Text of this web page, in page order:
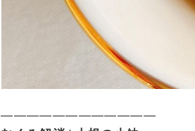
————————————